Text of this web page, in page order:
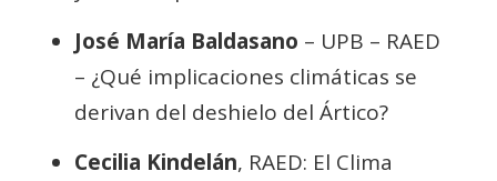
José María Baldasano – UPB – RAED
– ¿Qué implicaciones climáticas se
derivan del deshielo del Ártico?
Cecilia Kindelán, RAED: El Clima